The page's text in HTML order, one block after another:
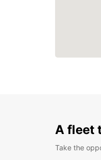
A fleet
Take the